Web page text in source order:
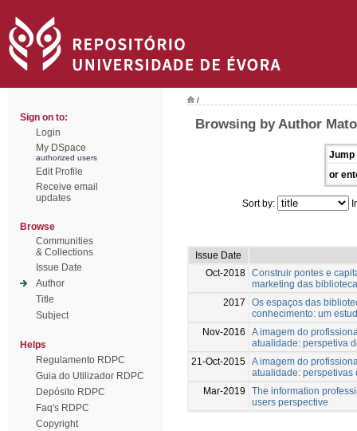
Sign on to:
Login
My DSpace
authorized users
Edit Profile
Receive email
updates
Browse
Communities
& Collections
Issue Date
Author
Title
Subject
Helps
Regulamento RDPC
Guia do Utilizador RDPC
Depósito RDPC
Faq's RDPC
Copyright
/
Browsing by Author
Jump
or
Sort by:
Issue Date
Oct-2018 Construir pontes e
marketing das
2017
Os espaços das
conhecimento: um
Nov-2016
A imagem do
atualidade: perspetiva
21-Oct-2015 A imagem do
atualidade: perspetivas
Mar-2019
The information
users perspective